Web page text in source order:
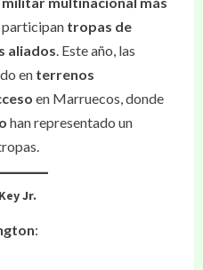
participan tropas de
aliados. Este año, las
en terrenos
en Marruecos, donde
han representado un
Jr.
: